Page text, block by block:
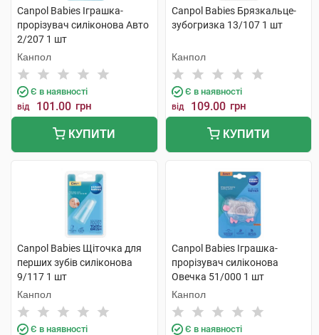
Canpol Babies Іграшка-
прорізувач силіконова Авто
2/207 1 шт
Канпол
Є в наявності
від 101.00 грн
КУПИТИ
Canpol Babies Брязкальце-
зубогризка 13/107 1 шт
Канпол
Є в наявності
від 109.00 грн
КУПИТИ
Canpol Babies Щіточка для
перших зубів силіконова
9/117 1 шт
Канпол
Є в наявності
Canpol Babies Іграшка-
прорізувач cиліконова
Овечка 51/000 1 шт
Канпол
Є в наявності